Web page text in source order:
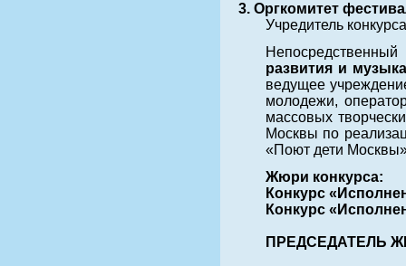
3. Оргкомитет
Учредитель
развития и
ведущее
молодежи,
массовых
Москвы по
«Поют дети
Жюри конкурса:
Конкурс
Конкурс
ПРЕДСЕДАТЕЛЬ